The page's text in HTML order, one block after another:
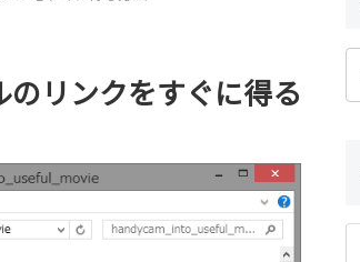
のリンクをすぐに得る